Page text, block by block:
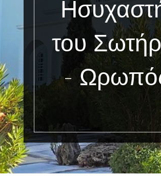
του
-